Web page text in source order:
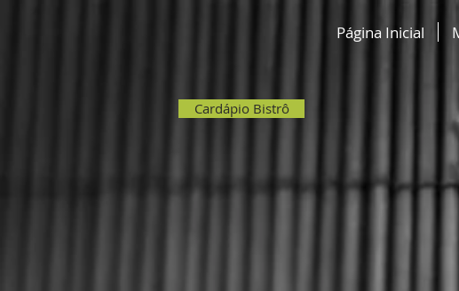
Página Inicial
Cardápio Bistrô